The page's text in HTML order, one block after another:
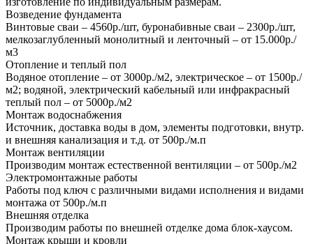
Возведение фундамента
Винтовые сваи – 4560р./шт, буронабивные сваи – 2300р./шт,
мелкозаглубленный монолитный и ленточный – от 15.000р./
м3
Отопление и теплый пол
Водяное отопление – от 3000р./м2, электрическое – от 1500р./
м2; водяной, электрический кабельный или инфракрасный
теплый пол – от 5000р./м2
Монтаж водоснабжения
Источник, доставка воды в дом, элементы подготовки, внутр.
и внешняя канализация и т.д. от 500р./м.п
Монтаж вентиляции
Производим монтаж естественной вентиляции – от 500р./м2
Электромонтажные работы
Работы под ключ с различными видами исполнения и видами
монтажа от 500р./м.п
Внешняя отделка
Производим работы по внешней отделке дома блок-хаусом.
Монтаж крыши и кровли